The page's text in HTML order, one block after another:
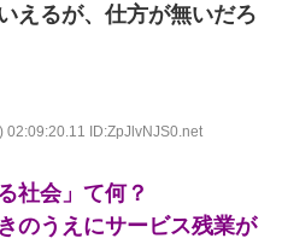
えるが、仕方が無いだろ
02:09:20.11 ID:ZpJlvNJS0.net
社会」て何？
のうえにサービス残業が